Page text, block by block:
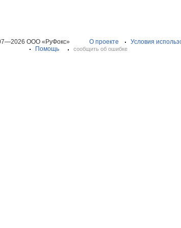
ООО «РуФокс» О проекте Условия
Помощь
сообщить об ошибке